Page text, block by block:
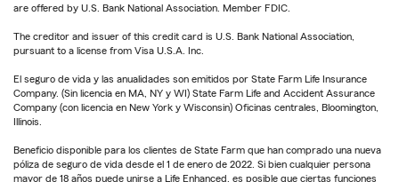
are offered by U.S. Bank National Association. Member FDIC.
The creditor and issuer of this credit card is U.S. Bank National Association,
pursuant to a license from Visa U.S.A. Inc.
El seguro de vida y las anualidades son emitidos por State Farm Life Insurance
Company. (Sin licencia en MA, NY y WI) State Farm Life and Accident Assurance
Company (con licencia en New York y Wisconsin) Oficinas centrales, Bloomington,
Illinois.
Beneficio disponible para los clientes de State Farm que han comprado una nueva
póliza de seguro de vida desde el 1 de enero de 2022. Si bien cualquier persona
mayor de 18 años puede unirse a Life Enhanced, es posible que ciertas funciones